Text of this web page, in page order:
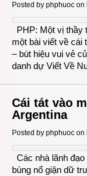
Posted by phphuoc on
PHP: Một vị thầy
một bài viết về cái
– bút hiệu vui vẻ
danh dự Viết Về
Cái tát vào
Argentina
Posted by phphuoc on
Các nhà lãnh
bùng nổ giận dữ